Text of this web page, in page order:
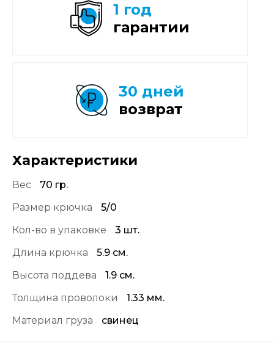
Характеристики
Вес
70 гр.
Размер крючка
5/0
Кол-во в упаковке
3 шт.
Длина крючка
5.9 см.
Высота поддева
1.9 см.
Толщина проволоки
1.33 мм.
Материал груза
свинец
1 год
гарантии
30 дней
возврат